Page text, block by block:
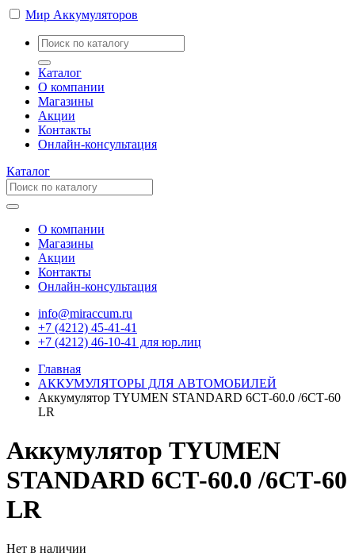
Мир Аккумуляторов
Каталог
О компании
Магазины
Акции
Контакты
Онлайн-консультация
Каталог
О компании
Магазины
Акции
Контакты
Онлайн-консультация
info@miraccum.ru
+7 (4212) 45-41-41
+7 (4212) 46-10-41 для юр.лиц
Главная
АККУМУЛЯТОРЫ ДЛЯ АВТОМОБИЛЕЙ
Аккумулятор TYUMEN STANDARD 6СТ-60.0 /6СТ-60
LR
Аккумулятор TYUMEN
STANDARD 6СТ-60.0 /6СТ-60
LR
Нет в наличии